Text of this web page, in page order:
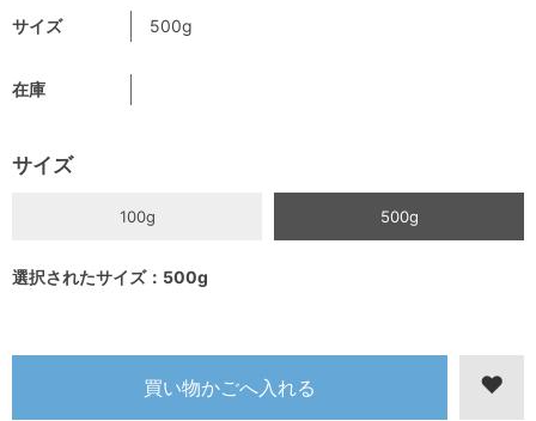
サイズ 500g
在庫
サイズ
100g 500g
選択されたサイズ：500g